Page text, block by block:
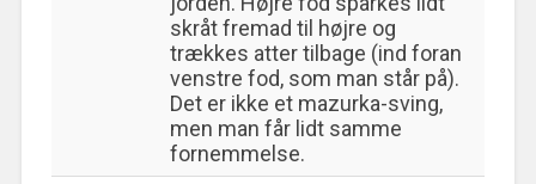
skråt fremad til højre og
trækkes atter tilbage (ind foran
venstre fod, som man står på).
Det er ikke et mazurka-sving,
men man får lidt samme
fornemmelse.